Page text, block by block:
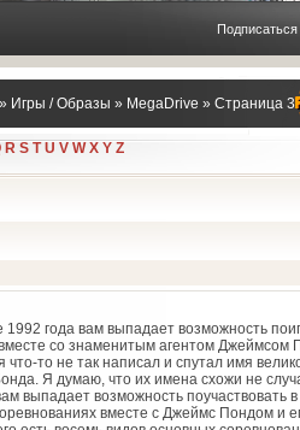
» Игры / Образы » MegaDrive » Страница 3
R S T U V W X Y Z
1992 года вам выпадает возможность
со знаменитым агентом Джеймсом
что-то не так написал и спутал имя
Я думаю, что их имена схожи не
выпадает возможность поучаствовать
вместе с Джеймс Пондом и